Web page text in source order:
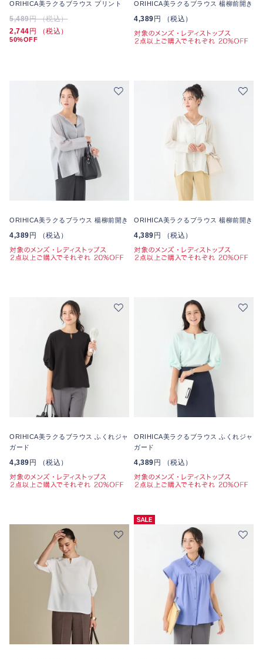
ORIHICA美ラクるブラウス プリント
5,489円 （税込）
2,744 円 （税込）
50%OFF
ORIHICA美ラクるブラウス 楊柳前開き
4,389 円 （税込）
ORIHICA美ラクるブラウス 楊柳前開き
4,389 円 （税込）
ORIHICA美ラクるブラウス 楊柳前開き
4,389 円 （税込）
ORIHICA美ラクるブラウス ふくれジャ
ガード
4,389 円 （税込）
ORIHICA美ラクるブラウス ふくれジャ
ガード
4,389 円 （税込）